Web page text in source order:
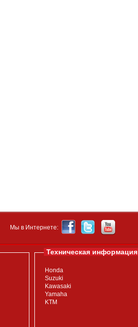
Мы в Интернете:
Техническая информация
Honda
Suzuki
Kawasaki
Yamaha
KTM